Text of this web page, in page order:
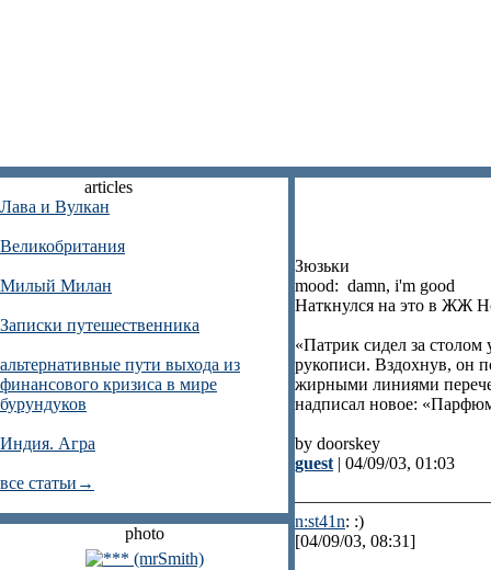
articles
Лава и Вулкан
Великобритания
Милый Милан
Записки путешественника
альтернативные пути выхода из
финансового кризиса в мире
бурундуков
Индия. Агра
все статьи→
photo
Зюзьки
mood: damn, i'm good
Наткнулся на это в ЖЖ
«Патрик сидел за столом
рукописи. Вздохнув, он
жирными линиями
надписал новое:
by doorskey
guest | 04/09/03, 01:03
n:st41n: :)
[04/09/03, 08:31]